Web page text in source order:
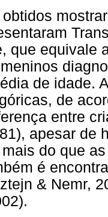
que equivale
de idade.
de
entre
apesar de
do que
é
& Nemr,